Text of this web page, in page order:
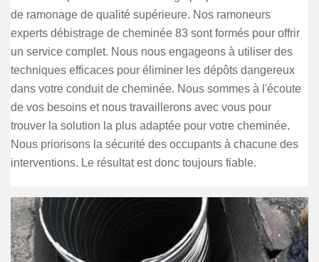
de ramonage de qualité supérieure. Nos ramoneurs
experts débistrage de cheminée 83 sont formés pour offrir
un service complet. Nous nous engageons à utiliser des
techniques efficaces pour éliminer les dépôts dangereux
dans votre conduit de cheminée. Nous sommes à l'écoute
de vos besoins et nous travaillerons avec vous pour
trouver la solution la plus adaptée pour votre cheminée.
Nous priorisons la sécurité des occupants à chacune des
interventions. Le résultat est donc toujours fiable.